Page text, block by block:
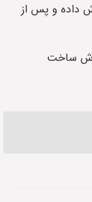
داده و پس از
ساخت